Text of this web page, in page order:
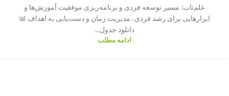
علم‌تاب: مسیر توسعه فردی و برنامه‌ریزی موفقیت آموزش‌ها و
ابزارهایی برای رشد فردی، مدیریت زمان و دست‌یابی به اهداف 📊
دانلود جدول...
ادامه مطلب